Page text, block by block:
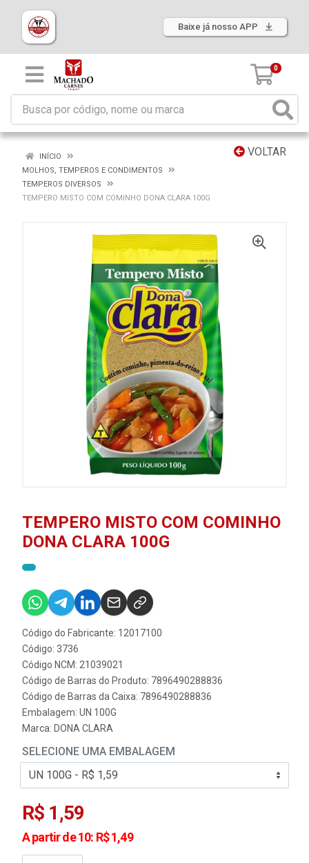
Baixe já nosso APP
0
VOLTAR
INÍCIO
MOLHOS, TEMPEROS E CONDIMENTOS
TEMPEROS DIVERSOS
TEMPERO MISTO COM COMINHO DONA CLARA 100G
TEMPERO MISTO COM COMINHO
DONA CLARA 100G
Código do Fabricante: 12017100
Código: 3736
Código NCM: 21039021
Código de Barras do Produto: 7896490288836
Código de Barras da Caixa: 7896490288836
Embalagem: UN 100G
Marca: DONA CLARA
SELECIONE UMA EMBALAGEM
R$ 1,59
A partir de 10: R$ 1,49